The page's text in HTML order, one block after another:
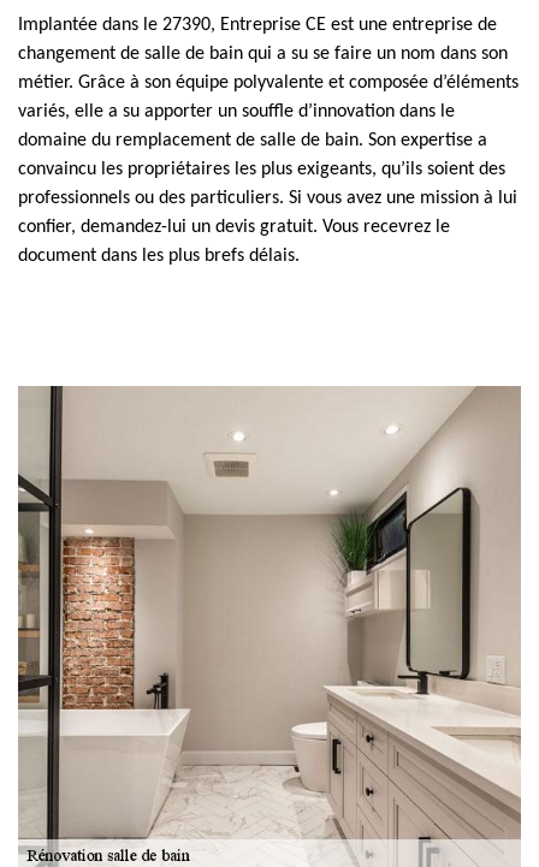
Implantée dans le 27390, Entreprise CE est une entreprise de
changement de salle de bain qui a su se faire un nom dans son
métier. Grâce à son équipe polyvalente et composée d’éléments
variés, elle a su apporter un souffle d’innovation dans le
domaine du remplacement de salle de bain. Son expertise a
convaincu les propriétaires les plus exigeants, qu’ils soient des
professionnels ou des particuliers. Si vous avez une mission à lui
confier, demandez-lui un devis gratuit. Vous recevrez le
document dans les plus brefs délais.